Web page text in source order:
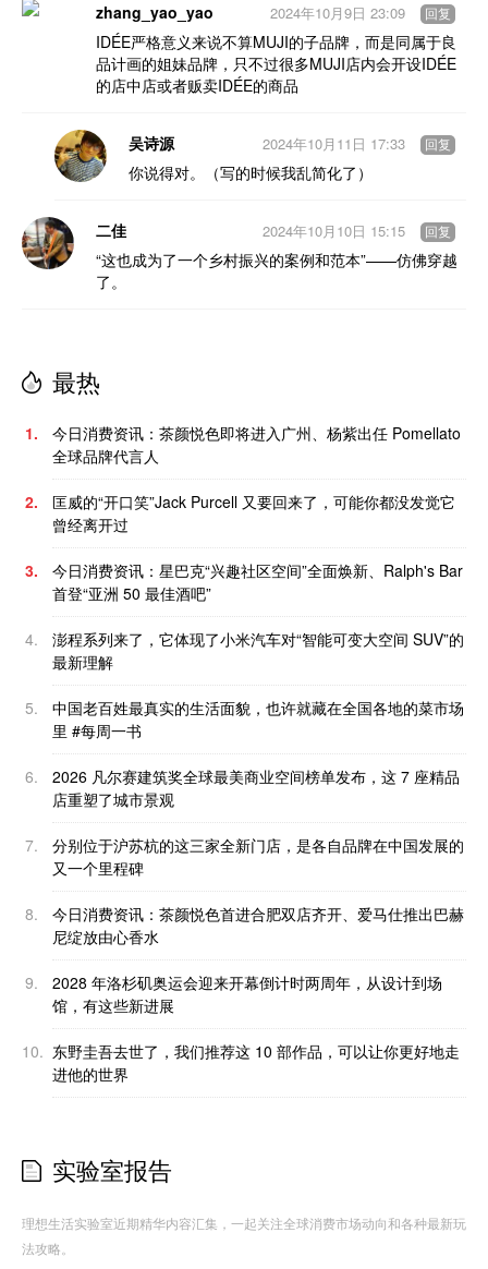
zhang_yao_yao
IDÉE严格意义来说不算MUJI的子品牌，而是同属于良
品计画的姐妹品牌，只不过很多MUJI店内会开设IDÉE
的店中店或者贩卖IDÉE的商品
2024年10月9日 23:09 回复
吴诗源
你说得对。（写的时候我乱简化了）
2024年10月11日 17:33 回复
二佳
“这也成为了一个乡村振兴的案例和范本”——仿佛穿越
了。
2024年10月10日 15:15 回复
最热
1.
今日消费资讯：茶颜悦色即将进入广州、杨紫出任 Pomellato
全球品牌代言人
2.
匡威的“开口笑”Jack Purcell 又要回来了，可能你都没发觉它
曾经离开过
3.
今日消费资讯：星巴克“兴趣社区空间”全面焕新、Ralph's Bar
首登“亚洲 50 最佳酒吧”
4.
澎程系列来了，它体现了小米汽车对“智能可变大空间 SUV”的
最新理解
5.
中国老百姓最真实的生活面貌，也许就藏在全国各地的菜市场
里 #每周一书
6.
2026 凡尔赛建筑奖全球最美商业空间榜单发布，这 7 座精品
店重塑了城市景观
7.
分别位于沪苏杭的这三家全新门店，是各自品牌在中国发展的
又一个里程碑
8.
今日消费资讯：茶颜悦色首进合肥双店齐开、爱马仕推出巴赫
尼绽放由心香水
9.
2028 年洛杉矶奥运会迎来开幕倒计时两周年，从设计到场
馆，有这些新进展
10. 东野圭吾去世了，我们推荐这 10 部作品，可以让你更好地走
进他的世界
实验室报告
理想生活实验室近期精华内容汇集，一起关注全球消费市场动向和各种最新玩
法攻略。